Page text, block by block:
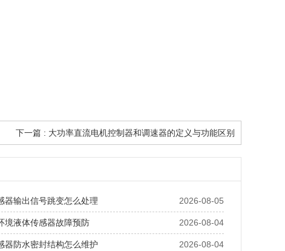
下一篇 : 大功率直流电机控制器和调速器的定义与功能区别
2026-08-05
器输出信号跳变怎么处理
2026-08-04
境液体传感器故障预防
2026-08-04
器防水密封结构怎么维护